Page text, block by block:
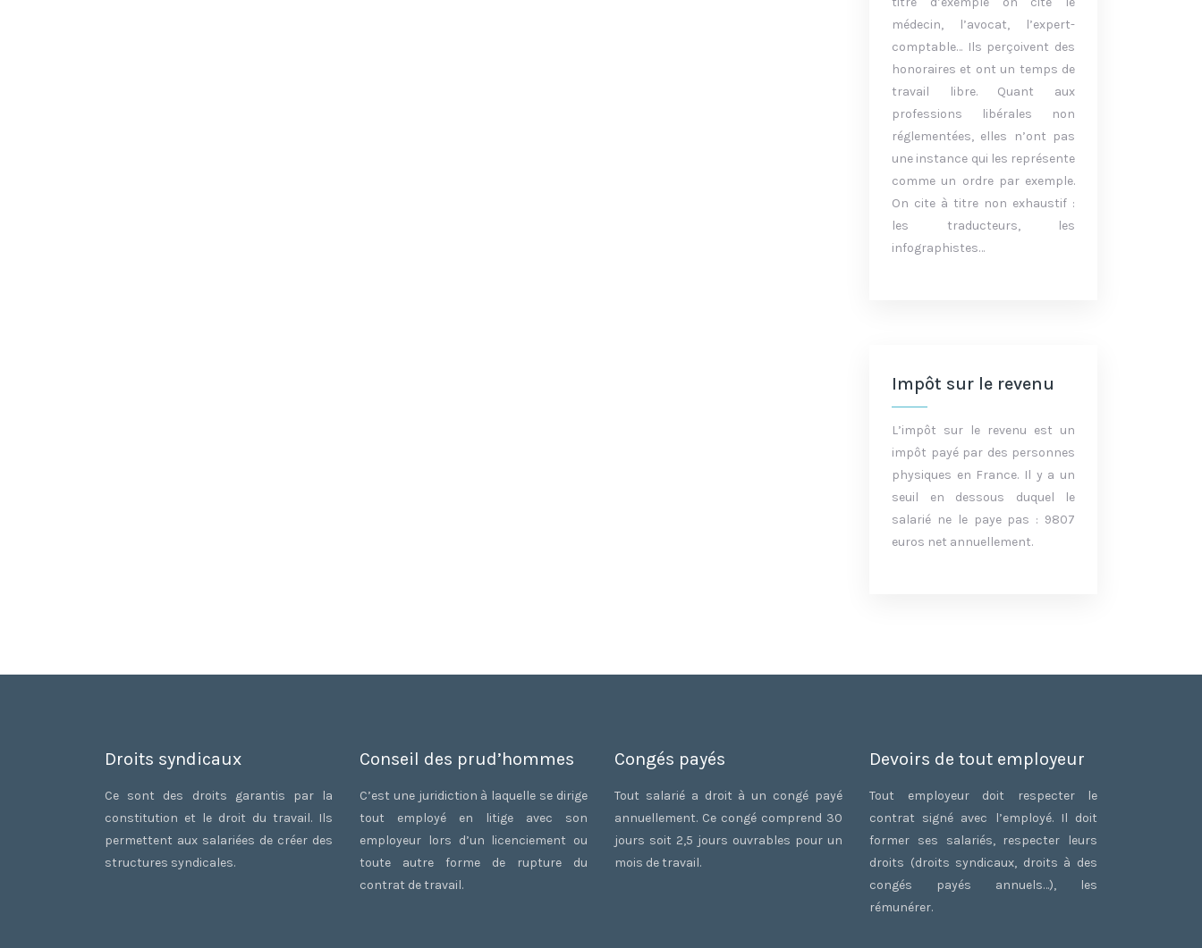
médecin, l’avocat, l’expert-
comptable… Ils perçoivent des
honoraires et ont un temps de
travail libre. Quant aux
professions libérales non
réglementées, elles n’ont pas
une instance qui les représente
comme un ordre par exemple.
On cite à titre non exhaustif :
les traducteurs, les
infographistes…
Impôt sur le revenu
L’impôt sur le revenu est un
impôt payé par des personnes
physiques en France. Il y a un
seuil en dessous duquel le
salarié ne le paye pas : 9807
euros net annuellement.
Droits syndicaux
Ce sont des droits garantis par la
constitution et le droit du travail. Ils
permettent aux salariées de créer des
structures syndicales.
Conseil des prud’hommes
C’est une juridiction à laquelle se dirige
tout employé en litige avec son
employeur lors d’un licenciement ou
toute autre forme de rupture du
contrat de travail.
Congés payés
Tout salarié a droit à un congé payé
annuellement. Ce congé comprend 30
jours soit 2,5 jours ouvrables pour un
mois de travail.
Devoirs de tout employeur
Tout employeur doit respecter le
contrat signé avec l’employé. Il doit
former ses salariés, respecter leurs
droits (droits syndicaux, droits à des
congés payés annuels…), les
rémunérer.